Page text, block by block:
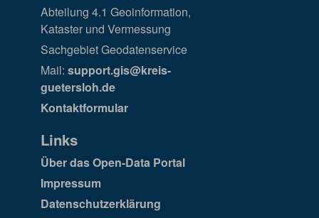
Abteilung 4.1 Geoinformation,
Kataster und Vermessung
Sachgebiet Geodatenservice
Mail: support.gis@kreis-
guetersloh.de
Kontaktformular
Links
Über das Open-Data Portal
Impressum
Datenschutzerklärung